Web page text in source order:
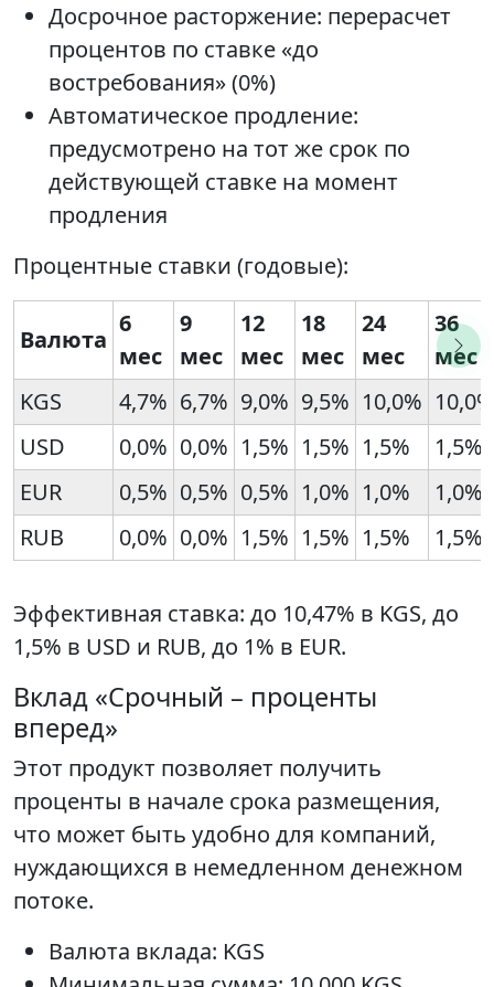
Досрочное расторжение: перерасчет
процентов по ставке «до
востребования» (0%)
Автоматическое продление:
предусмотрено на тот же срок по
действующей ставке на момент
продления
Процентные ставки (годовые):
Валюта
6
мес
9
мес
12
мес
18
мес
24
мес
36
мес
KGS
4,7% 6,7% 9,0% 9,5% 10,0% 10,0%
USD
0,0% 0,0% 1,5% 1,5% 1,5%
1,5%
EUR
0,5% 0,5% 0,5% 1,0% 1,0%
1,0%
RUB
0,0% 0,0% 1,5% 1,5% 1,5% 1,5%
Эффективная ставка: до 10,47% в KGS, до
1,5% в USD и RUB, до 1% в EUR.
Вклад «Срочный – проценты
вперед»
Этот продукт позволяет получить
проценты в начале срока размещения,
что может быть удобно для компаний,
нуждающихся в немедленном денежном
потоке.
Валюта вклада: KGS